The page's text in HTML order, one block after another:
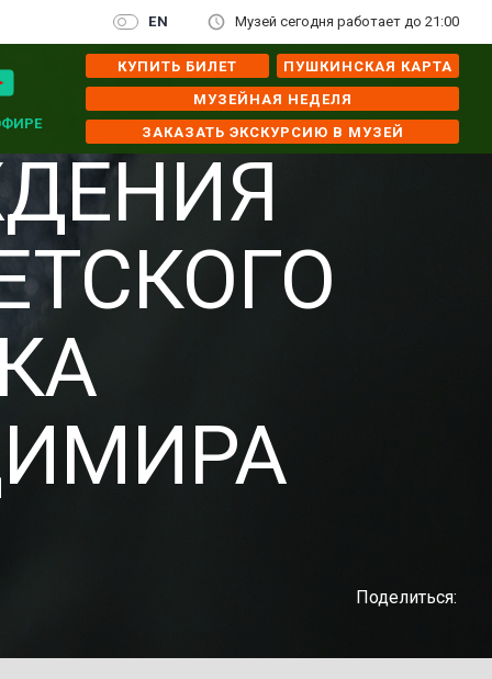
EN Музей сегодня работает до 21:00
КУПИТЬ БИЛЕТ
ПУШКИНСКАЯ КАРТА
МУЗЕЙНАЯ НЕДЕЛЯ
ЗАКАЗАТЬ ЭКСКУРСИЮ В МУЗЕЙ
Поделиться: